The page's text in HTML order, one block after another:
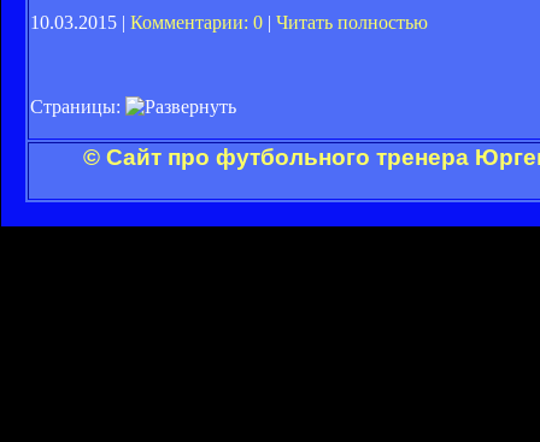
10.03.2015 | Комментарии: 0 | Читать полностью
Страницы:
© Сайт про футбольного тренера